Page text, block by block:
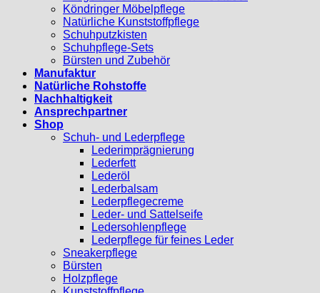
Köndringer Möbelpflege
Natürliche Kunststoffpflege
Schuhputzkisten
Schuhpflege-Sets
Bürsten und Zubehör
Manufaktur
Natürliche Rohstoffe
Nachhaltigkeit
Ansprechpartner
Shop
Schuh- und Lederpflege
Lederimprägnierung
Lederfett
Lederöl
Lederbalsam
Lederpflegecreme
Leder- und Sattelseife
Ledersohlenpflege
Lederpflege für feines Leder
Sneakerpflege
Bürsten
Holzpflege